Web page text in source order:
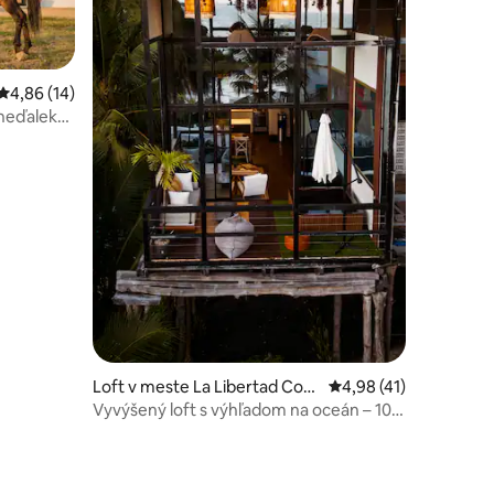
33
ohodnotenie 4,86 z 5, počet hodnotení: 14
4,86 (14)
Loft v meste La Libertad Cost
a
Priemerné
4,98 (41)
Vyvýšený loft s výhľadom na oceán – 10